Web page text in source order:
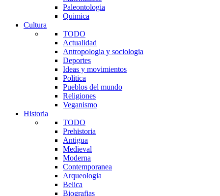
Paleontologia
Quimica
Cultura
TODO
Actualidad
Antropologia y sociologia
Deportes
Ideas y movimientos
Politica
Pueblos del mundo
Religiones
Veganismo
Historia
TODO
Prehistoria
Antigua
Medieval
Moderna
Contemporanea
Arqueologia
Belica
Biografias